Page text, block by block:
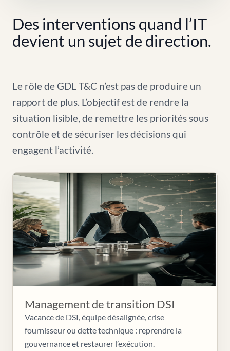
Des interventions quand l’IT
devient un sujet de direction.
Le rôle de GDL T&C n’est pas de produire un
rapport de plus. L’objectif est de rendre la
situation lisible, de remettre les priorités sous
contrôle et de sécuriser les décisions qui
engagent l’activité.
Management de transition DSI
Vacance de DSI, équipe désalignée, crise
fournisseur ou dette technique : reprendre la
gouvernance et restaurer l’exécution.